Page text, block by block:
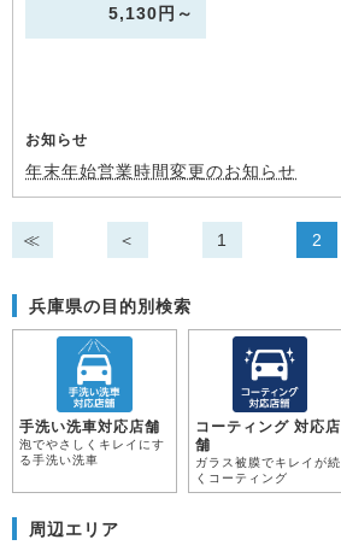
5,130円～
お知らせ
年末年始営業時間変更のお知らせ
≪ ＜ 1 2
兵庫県の目的別検索
手洗い洗車対応店舗
泡でやさしくキレイにす
る手洗い洗車
コーティング 対応店
舗
ガラス被膜でキレイが続
くコーティング
周辺エリア